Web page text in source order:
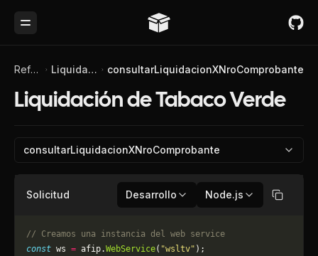
Toggle Menu
Referencia de API Liquidación de Tabaco Verde consultarLiquidacionXNroComprobante
Liquidación de Tabaco Verde
consultarLiquidacionXNroComprobante
Solicitud Desarrollo Node.js Copiar
// Creamos una instancia del web service
const ws = afip.WebService( "wsltv" );